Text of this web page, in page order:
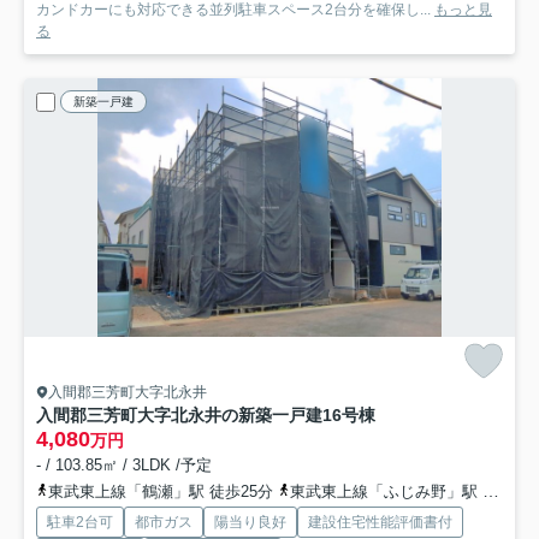
カンドカーにも対応できる並列駐車スペース2台分を確保し...
もっと見
る
新築一戸建
入間郡三芳町大字北永井
入間郡三芳町大字北永井の新築一戸建16号棟
4,080万円
- / 103.85㎡ / 3LDK /予定
東武東上線「鶴瀬」駅 徒歩25分
東武東上線「ふじみ野」駅 徒歩37分
駐車2台可 都市ガス 陽当り良好
建設住宅性能評価書付